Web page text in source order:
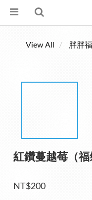
View All 胖胖
紅鑽蔓越莓（福
NT$200